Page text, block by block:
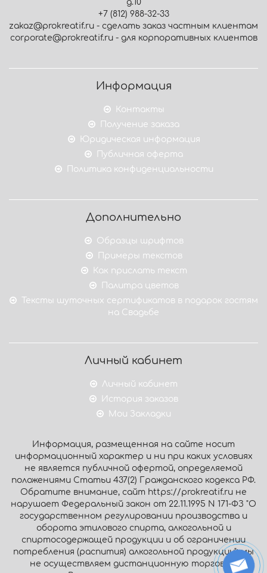
д.10
+7 (812) 988-32-33
zakaz@prokreatif.ru - сделать заказ частным клиентам
corporate@prokreatif.ru - для корпоративных клиентов
Информация
Контакты
Получение заказа
Юридическая информация
Публичная оферта
Политика конфиденциальности
Дополнительно
Образцы шрифтов
Примеры текстов
Как прислать текст
Палитра цветов
Тексты шуточных сертификатов в подарок гостям
на Свадьбе
Личный кабинет
Личный кабинет
История заказов
Мои Закладки
Информация, размещенная на сайте носит
информационный характер и ни при каких условиях
не является публичной офертой, определяемой
положениями Статьи 437(2) Гражданского кодекса РФ.
Обратите внимание, сайт https://prokreatif.ru не
нарушает Федеральный закон от 22.11.1995 N 171-ФЗ "О
государственном регулировании производства и
оборота этилового спирта, алкогольной и
спиртосодержащей продукции и об ограничении
потребления (распития) алкогольной продукции": мы
не осуществляем дистанционную торговлю